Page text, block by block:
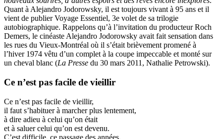
Quant à Alejandro Jodorowsky, il est toujours vivant à 95 ans et il
vient de publier Voyage Essentiel, 3e volet de sa trilogie
autobiographique. Rappelons qu’à l’invitation du producteur Roch
Demers, le cinéaste Alejandro Jodorowsky avait fait sensation dans
les rues du Vieux-Montréal où il s’était brièvement promené à
l’hiver 1974 vêtu d’un complet à la coupe impeccable et monté sur
un cheval blanc (La Presse du 30 mars 2011, Nathalie Petrowski).
Ce n’est pas facile de vieillir
Ce n’est pas facile de vieillir,
il faut s’habituer à marcher plus lentement,
à dire adieu à celui qu’on était
et à saluer celui qu’on est devenu.
C’est difficile, ce passage des années,